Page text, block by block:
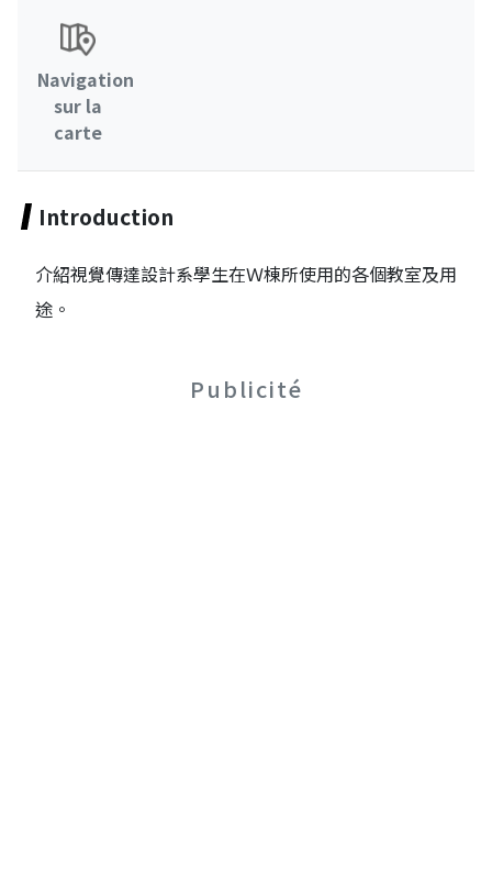
Navigation
sur la
carte
Introduction
介紹視覺傳達設計系學生在Ｗ棟所使用的各個教室及用
途。
Publicité